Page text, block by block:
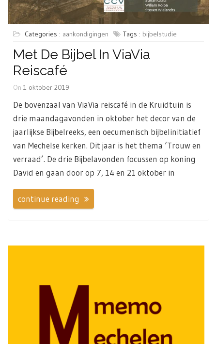
Categories : aankondigingen Tags : bijbelstudie
Met De Bijbel In ViaVia
Reiscafé
On 1 oktober 2019
De bovenzaal van ViaVia reiscafé in de Kruidtuin is
drie maandagavonden in oktober het decor van de
jaarlijkse Bijbelreeks, een oecumenisch bijbelinitiatief
van Mechelse kerken. Dit jaar is het thema ‘Trouw en
verraad’. De drie Bijbelavonden focussen op koning
David en gaan door op 7, 14 en 21 oktober in
continue reading